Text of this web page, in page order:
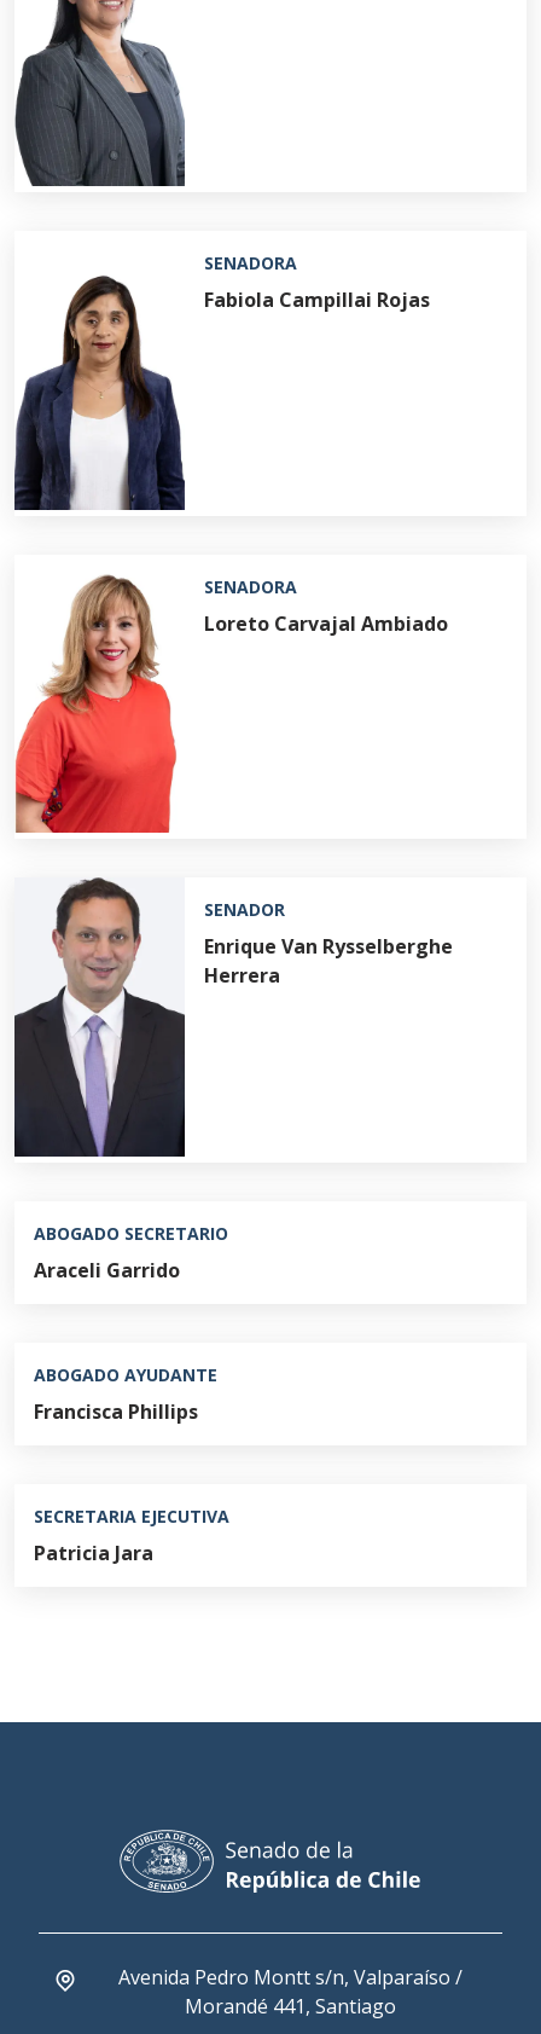
SENADORA
Fabiola Campillai Rojas
SENADORA
Loreto Carvajal Ambiado
SENADOR
Enrique Van Rysselberghe
Herrera
ABOGADO SECRETARIO
Araceli Garrido
ABOGADO AYUDANTE
Francisca Phillips
SECRETARIA EJECUTIVA
Patricia Jara
Avenida Pedro Montt s/n, Valparaíso /
Morandé 441, Santiago